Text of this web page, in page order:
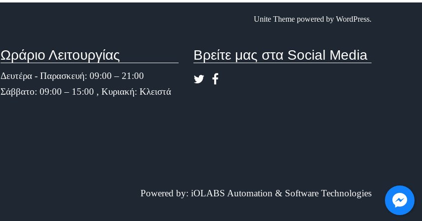
Unite Theme powered by WordPress.
Ωράριο Λειτουργίας
Δευτέρα - Παρασκευή: 09:00 – 21:00
Σάββατο: 09:00 – 15:00 , Κυριακή: Κλειστά
Βρείτε μας στα Social Media
Powered by: iOLABS Automation & Software Technologies